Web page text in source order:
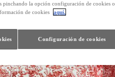
pinchando la opción configuración de cookies o
de cookies
aquí.
Configuración de cookies